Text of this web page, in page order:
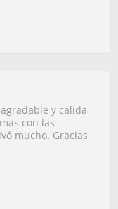
y cálida
con las
mucho. Gracias